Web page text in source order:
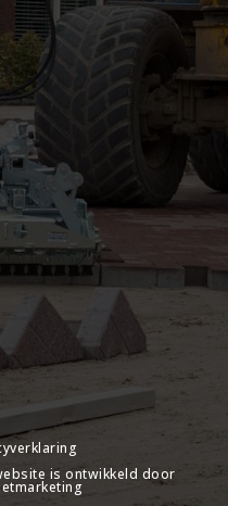
is ontwikkeld door